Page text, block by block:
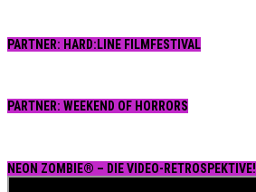
PARTNER: HARD:LINE FILMFESTIVAL
PARTNER: WEEKEND OF HORRORS
NEON ZOMBIE® – DIE VIDEO-RETROSPEKTIVE!